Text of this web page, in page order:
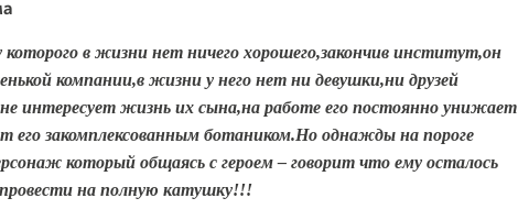
в жизни нет ничего хорошего,закончив институт,он
компании,в жизни у него нет ни девушки,ни друзей
интересует жизнь их сына,на работе его постоянно унижает
его закомплексованным ботаником.Но однажды на пороге
который общаясь с героем – говорит что ему осталось
на полную катушку!!!